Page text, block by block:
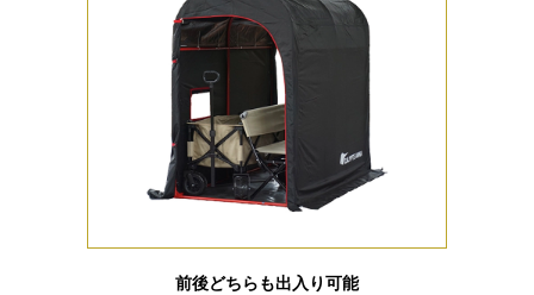
前後どちらも出入り可能